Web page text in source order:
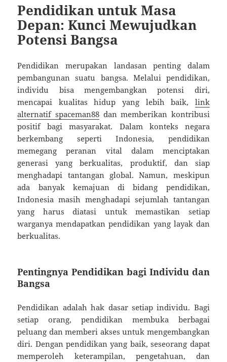
Pendidikan untuk Masa
Depan: Kunci Mewujudkan
Potensi Bangsa
Pendidikan merupakan landasan penting dalam
pembangunan suatu bangsa. Melalui pendidikan,
individu bisa mengembangkan potensi diri,
mencapai kualitas hidup yang lebih baik, link
alternatif spaceman88dan memberikan kontribusi
positif bagi masyarakat. Dalam konteks negara
berkembang seperti Indonesia, pendidikan
memegang peranan vital dalam menciptakan
generasi yang berkualitas, produktif, dan siap
menghadapi tantangan global. Namun, meskipun
ada banyak kemajuan di bidang pendidikan,
Indonesia masih menghadapi sejumlah tantangan
yang harus diatasi untuk memastikan setiap
warganya mendapatkan pendidikan yang layak dan
berkualitas.
Pentingnya Pendidikan bagi Individu dan
Bangsa
Pendidikan adalah hak dasar setiap individu. Bagi
setiap orang, pendidikan membuka berbagai
peluang dan memberi akses untuk mengembangkan
diri. Dengan pendidikan yang baik, seseorang dapat
memperoleh keterampilan, pengetahuan, dan